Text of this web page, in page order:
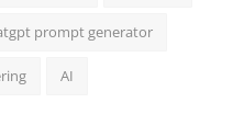
prompt generator
AI